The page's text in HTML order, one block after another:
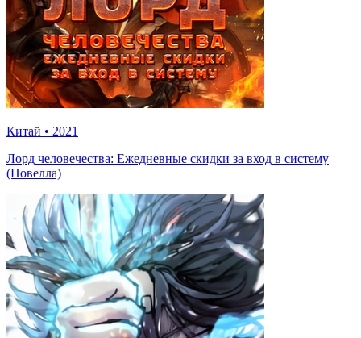
Китай • 2021
Лорд человечества: Ежедневные скидки за вход в систему
(Новелла)